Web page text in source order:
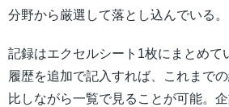
分野から厳選して落とし込んでいる。
記録はエクセルシート1枚にまとめて
履歴を追加で記入すれば、これまで
比しながら一覧で見ることが可能。